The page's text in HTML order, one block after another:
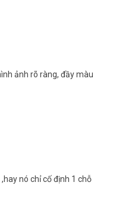
ảnh rõ ràng, đầy màu
nó chỉ cố định 1 chỗ